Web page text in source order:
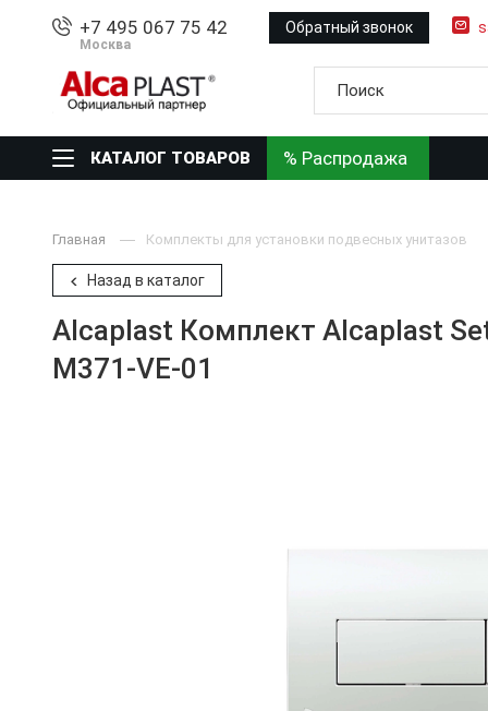
+7 495 067 75 42
Москва
Обратный звонок
КАТАЛОГ ТОВАРОВ % Распродажа
Главная Комплекты для установки подвесных унитазов
Назад в каталог
Alcaplast Комплект Alcaplast
M371-VE-01